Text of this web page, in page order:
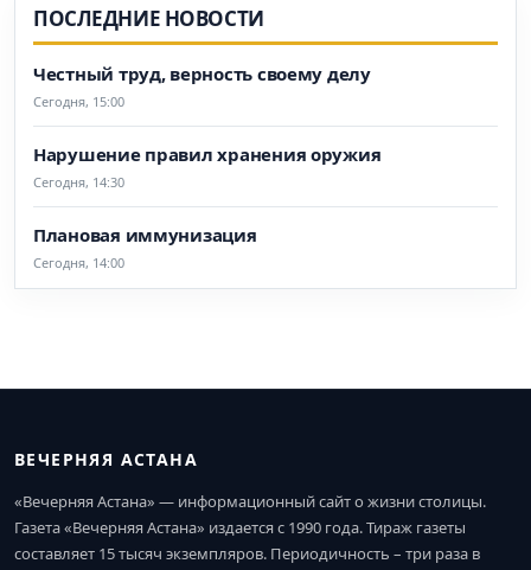
ПОСЛЕДНИЕ НОВОСТИ
Честный труд, верность своему делу
Сегодня, 15:00
Нарушение правил хранения оружия
Сегодня, 14:30
Плановая иммунизация
Сегодня, 14:00
ВЕЧЕРНЯЯ АСТАНА
«Вечерняя Астана» — информационный сайт о жизни столицы.
Газета «Вечерняя Астана» издается с 1990 года. Тираж газеты
составляет 15 тысяч экземпляров. Периодичность – три раза в